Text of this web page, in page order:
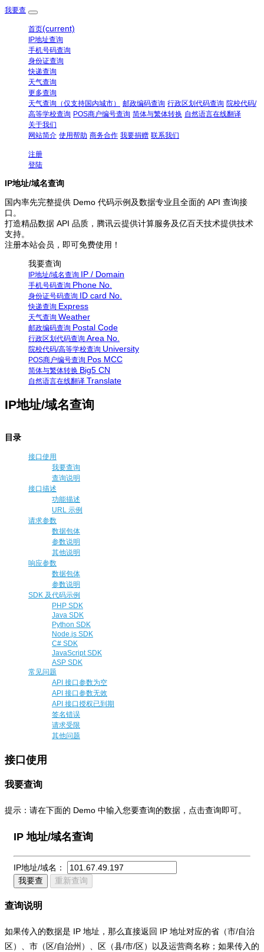
我要查
首页(current)
IP地址查询
手机号码查询
身份证查询
快递查询
天气查询
更多查询
天气查询（仅支持国内城市）
邮政编码查询 行政区划代码查询 院校代码/
高等学校查询 POS商户编号查询 简体与繁体转换 自然语言在线翻译
关于我们
网站简介 使用帮助 商务合作 我要捐赠 联系我们
注册
登陆
IP地址/域名查询
国内率先完整提供 Demo 代码示例及数据专业且全面的 API 查询接
口。
打造精品数据 API 品质，腾讯云提供计算服务及亿百天技术提供技术
支持。
注册本站会员，即可免费使用！
我要查询
IP地址/域名查询 IP / Domain
手机号码查询 Phone No.
身份证号码查询 ID card No.
快递查询 Express
天气查询 Weather
邮政编码查询 Postal Code
行政区划代码查询 Area No.
院校代码/高等学校查询 University
POS商户编号查询 Pos MCC
简体与繁体转换 Big5 CN
自然语言在线翻译 Translate
IP地址/域名查询
目录
接口使用
我要查询
查询说明
接口描述
功能描述
URL 示例
请求参数
数据包体
参数说明
其他说明
响应参数
数据包体
参数说明
SDK 及代码示例
PHP SDK
Java SDK
Python SDK
Node.js SDK
C# SDK
JavaScript SDK
ASP SDK
常见问题
API 接口参数为空
API 接口参数无效
API 接口授权已到期
签名错误
请求受限
其他问题
接口使用
我要查询
提示：请在下面的 Demo 中输入您要查询的数据，点击查询即可。
IP 地址/域名查询
IP地址/域名：
我要查
重新查询
查询说明
如果传入的数据是 IP 地址，那么直接返回 IP 地址对应的省（市/自治
区）、市（区/自治州）、区（县/市/区）以及运营商名称；如果传入的